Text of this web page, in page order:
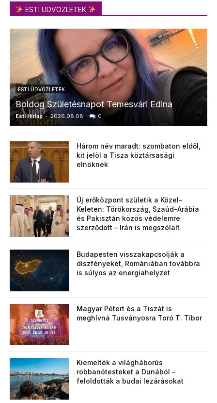
ESTI ÜDVÖZLETEK
ESTI ÜDVÖZLETEK
Boldog Születésnapot Temesvári Edina
Esti Hírlap - 2026.08.08. 0
Három név maradt: szombaton eldől,
kit jelöl a Tisza köztársasági
elnöknek
Új erőközpont születik a Közel-
Keleten: Törökország, Szaúd-Arábia
és Pakisztán közös védelemre
szerződött – Irán is megszólalt
Budapesten visszakapcsolják a
díszfényeket, Romániában továbbra
is súlyos az energiahelyzet
Magyar Pétert és a Tiszát is
meghívná Tusványosra Toró T. Tibor
Kiemelték a világháborús
robbanótesteket a Dunából –
feloldották a budai lezárásokat